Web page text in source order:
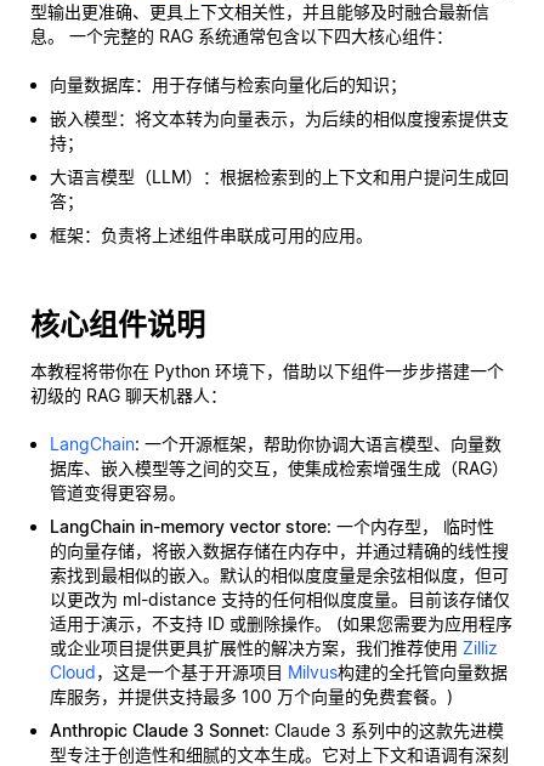
型输出更准确、更具上下文相关性，并且能够及时融合最新信
息。 一个完整的 RAG 系统通常包含以下四大核心组件：
向量数据库：用于存储与检索向量化后的知识；
嵌入模型：将文本转为向量表示，为后续的相似度搜索提供支
持；
大语言模型（LLM）：根据检索到的上下文和用户提问生成回
答；
框架：负责将上述组件串联成可用的应用。
核心组件说明
本教程将带你在 Python 环境下，借助以下组件一步步搭建一个
初级的 RAG 聊天机器人：
LangChain: 一个开源框架，帮助你协调大语言模型、向量数
据库、嵌入模型等之间的交互，使集成检索增强生成（RAG）
管道变得更容易。
LangChain in-memory vector store: 一个内存型， 临时性
的向量存储，将嵌入数据存储在内存中，并通过精确的线性搜
索找到最相似的嵌入。默认的相似度度量是余弦相似度，但可
以更改为 ml-distance 支持的任何相似度度量。目前该存储仅
适用于演示，不支持 ID 或删除操作。 (如果您需要为应用程序
或企业项目提供更具扩展性的解决方案，我们推荐使用 Zilliz
Cloud，这是一个基于开源项目 Milvus构建的全托管向量数据
库服务，并提供支持最多 100 万个向量的免费套餐。)
Anthropic Claude 3 Sonnet: Claude 3 系列中的这款先进模
型专注于创造性和细腻的文本生成。它对上下文和语调有深刻